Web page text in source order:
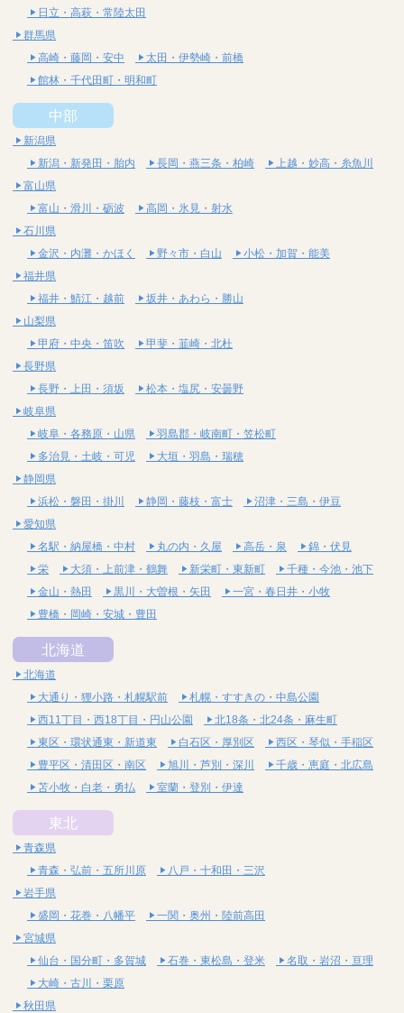
日立・高萩・常陸太田
群馬県
高崎・藤岡・安中
太田・伊勢崎・前橋
館林・千代田町・明和町
中部
新潟県
新潟・新発田・胎内
長岡・燕三条・柏崎
上越・妙高・糸魚川
富山県
富山・滑川・砺波
高岡・氷見・射水
石川県
金沢・内灘・かほく
野々市・白山
小松・加賀・能美
福井県
福井・鯖江・越前
坂井・あわら・勝山
山梨県
甲府・中央・笛吹
甲斐・韮崎・北杜
長野県
長野・上田・須坂
松本・塩尻・安曇野
岐阜県
岐阜・各務原・山県
羽島郡・岐南町・笠松町
多治見・土岐・可児
大垣・羽島・瑞穂
静岡県
浜松・磐田・掛川
静岡・藤枝・富士
沼津・三島・伊豆
愛知県
名駅・納屋橋・中村
丸の内・久屋 高岳・泉
錦・伏見
栄
大須・上前津・鶴舞 新栄町・東新町
千種・今池・池下
金山・熱田
黒川・大曽根・矢田
一宮・春日井・小牧
豊橋・岡崎・安城・豊田
北海道
北海道
大通り・狸小路・札幌駅前
札幌・すすきの・中島公園
西11丁目・西18丁目・円山公園
北18条・北24条・麻生町
東区・環状通東・新道東
白石区・厚別区
西区・琴似・手稲区
豊平区・清田区・南区
旭川・芦別・深川
千歳・恵庭・北広島
苫小牧・白老・勇払
室蘭・登別・伊達
東北
青森県
青森・弘前・五所川原
八戸・十和田・三沢
岩手県
盛岡・花巻・八幡平
一関・奥州・陸前高田
宮城県
仙台・国分町・多賀城
石巻・東松島・登米
名取・岩沼・亘理
大崎・古川・栗原
秋田県